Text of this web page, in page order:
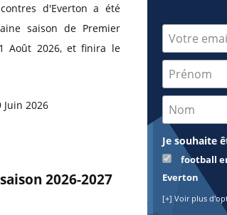
d'Everton a été
saison de Premier
Août 2026, et finira le
2026
2026-2027
Je souhaite
football
Everton
[+] Voir plus